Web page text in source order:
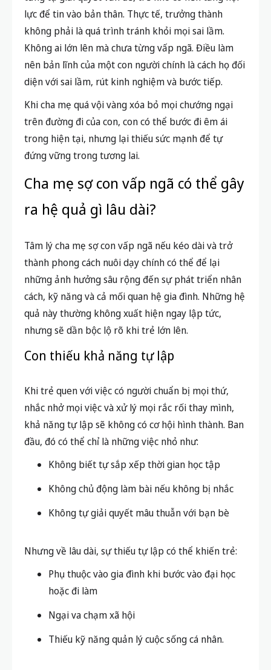
lực để tin vào bản thân. Thực tế, trưởng thành
không phải là quá trình tránh khỏi mọi sai lầm.
Không ai lớn lên mà chưa từng vấp ngã. Điều làm
nên bản lĩnh của một con người chính là cách họ đối
diện với sai lầm, rút kinh nghiệm và bước tiếp.
Khi cha mẹ quá vội vàng xóa bỏ mọi chướng ngại
trên đường đi của con, con có thể bước đi êm ái
trong hiện tại, nhưng lại thiếu sức mạnh để tự
đứng vững trong tương lai.
Cha mẹ sợ con vấp ngã có thể gây
ra hệ quả gì lâu dài?
Tâm lý cha mẹ sợ con vấp ngã nếu kéo dài và trở
thành phong cách nuôi dạy chính có thể để lại
những ảnh hưởng sâu rộng đến sự phát triển nhân
cách, kỹ năng và cả mối quan hệ gia đình. Những hệ
quả này thường không xuất hiện ngay lập tức,
nhưng sẽ dần bộc lộ rõ khi trẻ lớn lên.
Con thiếu khả năng tự lập
Khi trẻ quen với việc có người chuẩn bị mọi thứ,
nhắc nhở mọi việc và xử lý mọi rắc rối thay mình,
khả năng tự lập sẽ không có cơ hội hình thành. Ban
đầu, đó có thể chỉ là những việc nhỏ như:
Không biết tự sắp xếp thời gian học tập
Không chủ động làm bài nếu không bị nhắc
Không tự giải quyết mâu thuẫn với bạn bè
Nhưng về lâu dài, sự thiếu tự lập có thể khiến trẻ:
Phụ thuộc vào gia đình khi bước vào đại học
hoặc đi làm
Ngại va chạm xã hội
Thiếu kỹ năng quản lý cuộc sống cá nhân.